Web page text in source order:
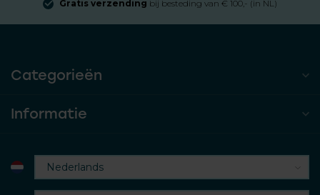
Gratis verzending bij besteding van € 100,- (in NL)
Categorieën
Informatie